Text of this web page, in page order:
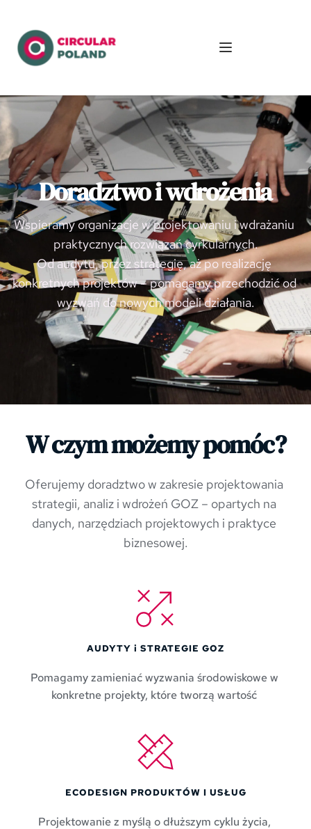
Doradztwo i wdrożenia
Wspieramy organizacje w projektowaniu i wdrażaniu
praktycznych rozwiązań cyrkularnych.
Od audytu, przez strategię, aż po realizację
konkretnych projektów – pomagamy przechodzić od
wyzwań do nowych modeli działania.
W czym możemy pomóc?
Oferujemy doradztwo w zakresie projektowania
strategii, analiz i wdrożeń GOZ – opartych na
danych, narzędziach projektowych i praktyce
biznesowej.
AUDYTY i STRATEGIE GOZ
Pomagamy zamieniać wyzwania środowiskowe w
konkretne projekty, które tworzą wartość
ECODESIGN PRODUKTÓW I USŁUG
Projektowanie z myślą o dłuższym cyklu życia,